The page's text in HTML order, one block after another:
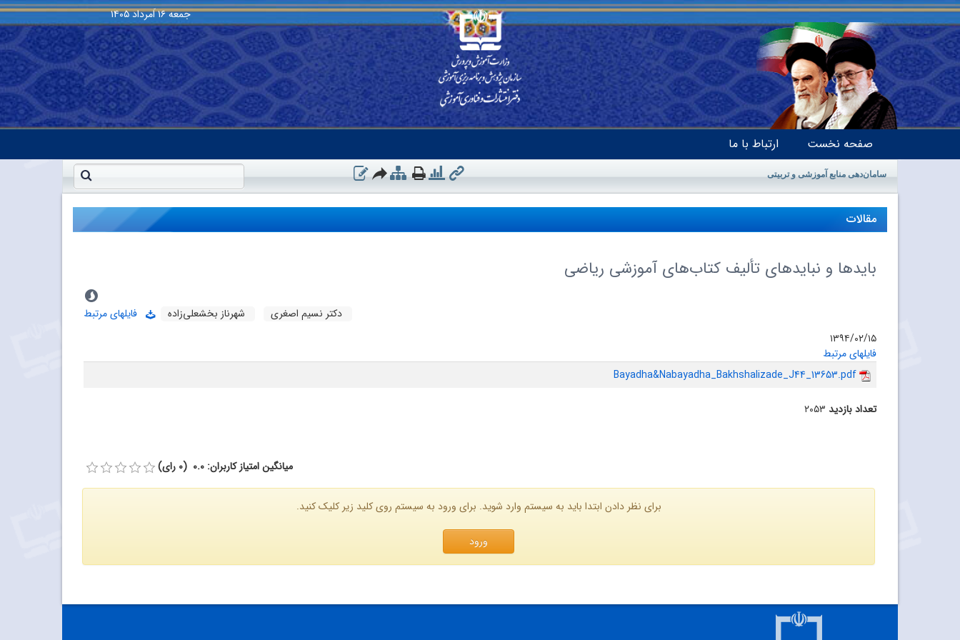
جمعه۱۶ اَمرداد ۱۴۰۵
صفحه نخست ارتباط با ما
سامان‌دهی منابع آموزشی و تربیتی
مقالات
بایدها و نبایدهای تألیف کتاب‌های آموزشی ریاضی
دکتر نسیم اصغری شهرناز بخشعلی‌زاده
فایلهای مرتبط
۱۳۹۴/۰۲/۱۵
فایلهای مرتبط
Bayadha&Nabayadha_Bakhshalizade_J44_13653.pdf
تعداد بازدید ۲۰۵۳
میانگین امتیاز کاربران: 0.0 (0 رای)
برای نظر دادن ابتدا باید به سیستم وارد شوید. برای ورود به سیستم روی کلید زیر کلیک کنید.
ورود